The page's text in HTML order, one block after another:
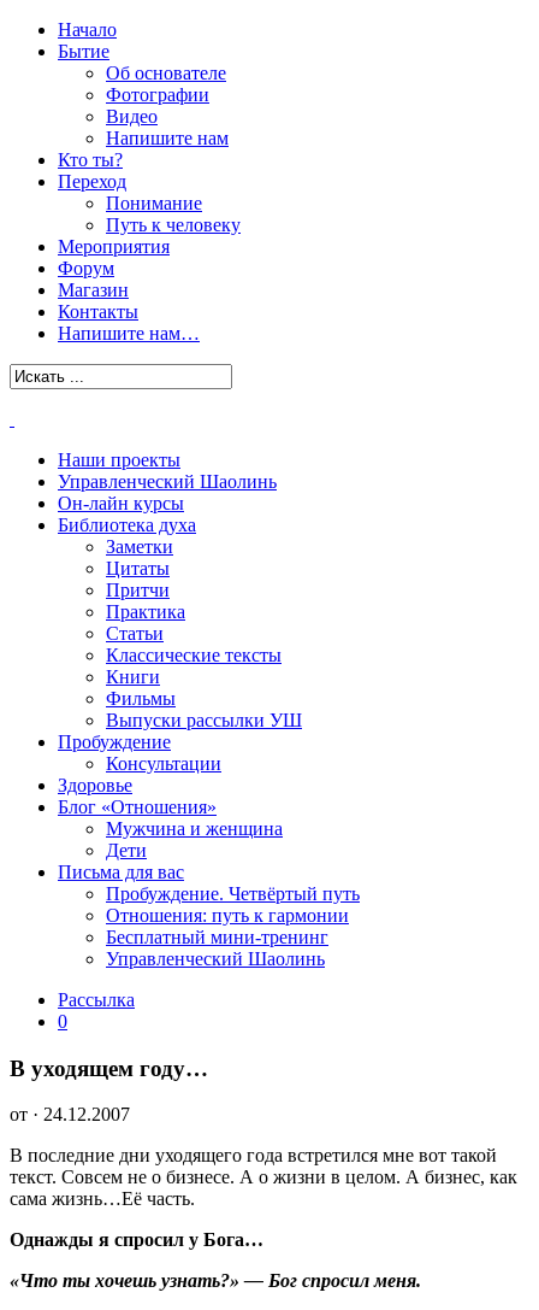
Начало
Бытие
Об основателе
Фотографии
Видео
Напишите нам
Кто ты?
Переход
Понимание
Путь к человеку
Мероприятия
Форум
Магазин
Контакты
Напишите нам…
Наши проекты
Управленческий Шаолинь
Он-лайн курсы
Библиотека духа
Заметки
Цитаты
Притчи
Практика
Статьи
Классические тексты
Книги
Фильмы
Выпуски рассылки УШ
Пробуждение
Консультации
Здоровье
Блог «Отношения»
Мужчина и женщина
Дети
Письма для вас
Пробуждение. Четвёртый путь
Отношения: путь к гармонии
Бесплатный мини-тренинг
Управленческий Шаолинь
Рассылка
0
В уходящем году…
от · 24.12.2007
В последние дни уходящего года встретился мне вот такой
текст. Совсем не о бизнесе. А о жизни в целом. А бизнес, как
сама жизнь…Её часть.
Однажды я спросил у Бога…
«Что ты хочешь узнать?» — Бог спросил меня.